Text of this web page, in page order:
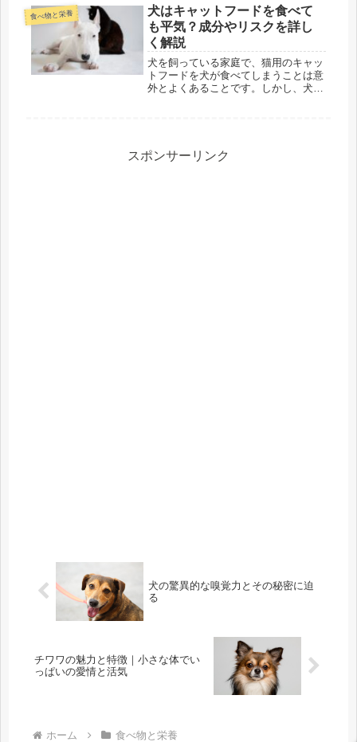
ることができます。しかし、犬に魚介
類を与える際には注意が必要です。本
記...
食べ物と栄養
犬はキャットフードを食べて
も平気？成分やリスクを詳し
く解説
犬を飼っている家庭で、猫用のキャッ
トフードを犬が食べてしまうことは意
外とよくあることです。しかし、犬に
康...
スポンサーリンク
犬の驚異的な嗅覚力とその秘密に迫
る
チワワの魅力と特徴｜小さな体でい
っぱいの愛情と活気
ホーム 食べ物と栄養